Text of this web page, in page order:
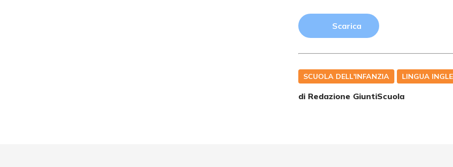
Scarica
SCUOLA DELL'INFANZIA LINGUA
di Redazione GiuntiScuola